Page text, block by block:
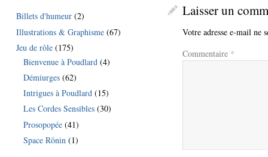
Laisser un
Votre adresse e-mail ne
Commentaire *
Billets d'humeur (2)
Illustrations & Graphisme (67)
Jeu de rôle (175)
Bienvenue à Poudlard (4)
Démiurges (62)
Intrigues à Poudlard (15)
Les Cordes Sensibles (30)
Prosopopée (41)
Space Rônin (1)